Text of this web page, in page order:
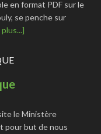
en format PDF sur le
se penche sur
le Ministère
pour but de nous